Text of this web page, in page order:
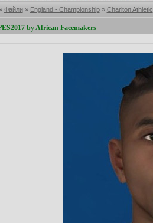
Файли» England - Championship» Charlton Athletic
by African Facemakers